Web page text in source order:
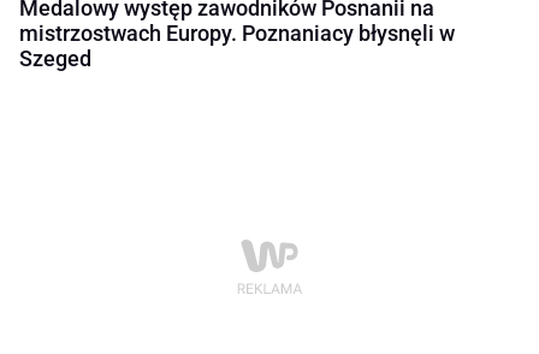
Medalowy występ zawodników Posnanii na
mistrzostwach Europy. Poznaniacy błysnęli w
Szeged